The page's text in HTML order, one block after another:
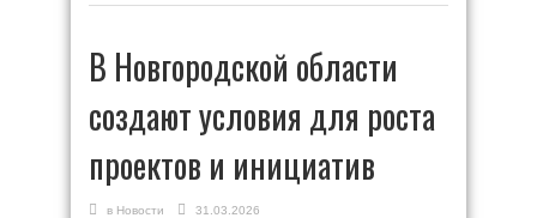
В Новгородской области
создают условия для роста
проектов и инициатив
в Новости 31.03.2026